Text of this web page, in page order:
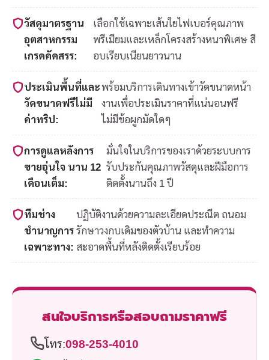
วัสดุมาตรฐาน
อุตสาหกรรม
เกรดคัดสรร:
เลือกใช้เฉพาะเส้นใยไฟเบอร์คุณภาพ
พรีเมียมและเหล็กโครงสร้างหนาพิเศษ สี
อบเรียบเนียนยาวนาน
ประเมินพื้นที่และ
วัดขนาดฟรีไม่มี
ค่าทริป:
พร้อมบริการเดินทางเข้าวัดขนาดหน้า
งานเพื่อประเมินราคาที่แน่นอนฟรี
ไม่มีข้อผูกมัดใดๆ
การดูแลหลังการ
ขายอุ่นใจ นาน 12
เดือนเต็ม:
มั่นใจในบริการของเราด้วยระบบการ
รับประกันคุณภาพวัสดุและฝีมือการ
ติดตั้งนานถึง 1 ปี
ทีมช่าง
ชำนาญการ
เฉพาะทาง:
ปฏิบัติงานด้วยความละเอียดประณีต ถนอม
รักษาวงกบเดิมของตัวบ้าน และทำความ
สะอาดพื้นที่หลังติดตั้งเรียบร้อย
สนใจบริการหรือสอบถามราคาฟรี
โทร:098-253-4010